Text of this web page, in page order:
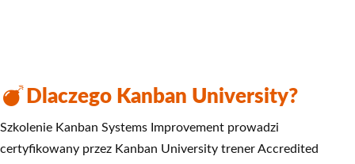
Dlaczego Kanban University?
Szkolenie Kanban Systems Improvement prowadzi
certyfikowany przez Kanban University trener Accredited